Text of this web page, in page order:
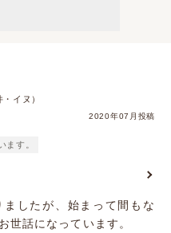
イヌ）
2020年07月投稿
ます。
したが、始まって間もな
世話になっています。